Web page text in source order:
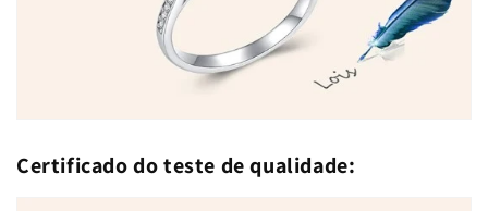
Certificado do teste de qualidade: